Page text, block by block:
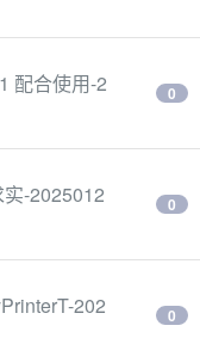
配合使用-2
0
-2025012
0
202
0